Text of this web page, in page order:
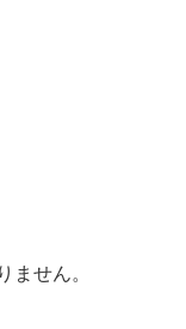
ません。